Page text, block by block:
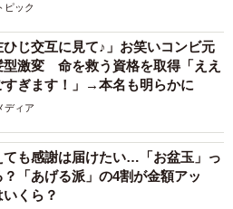
ピック
ひじ交互に見て♪」お笑いコンビ元
型激変 命を救う資格を取得「ええ
すぎます！」→本名も明らかに
ディア
ても感謝は届けたい…「お盆玉」っ
「あげる派」の4割が金額アッ
くら？